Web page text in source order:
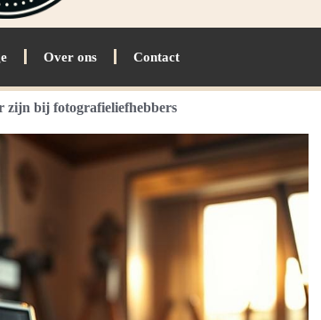
Over ons Contact
zijn bij fotografieliefhebbers